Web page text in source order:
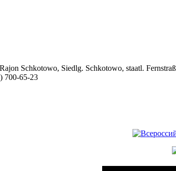
Schkotowo, Siedlg. Schkotowo, staatl.
700-65-23